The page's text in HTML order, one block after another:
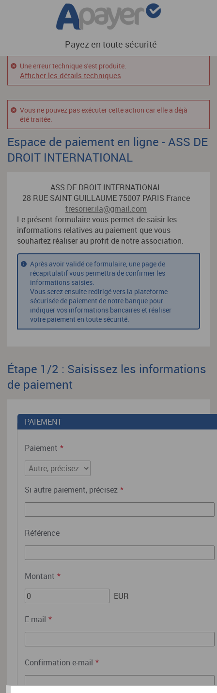
Payez en toute sécurité
Une erreur technique s'est produite.
Afficher les détails techniques
Vous ne pouvez pas exécuter cette action car elle a déjà
été traitée.
Espace de paiement en ligne - ASS DE
DROIT INTERNATIONAL
ASS DE DROIT INTERNATIONAL
28 RUE SAINT GUILLAUME 75007 PARIS France
tresorier.ila@gmail.com
Le présent formulaire vous permet de saisir les
informations relatives au paiement que vous
souhaitez réaliser au profit de notre association.
Après avoir validé ce formulaire, une page de
récapitulatif vous permettra de confirmer les
informations saisies.
Vous serez ensuite redirigé vers la plateforme
sécurisée de paiement de notre banque pour
indiquer vos informations bancaires et réaliser
votre paiement en toute sécurité.
Étape 1/2 : Saisissez les informations
de paiement
PAIEMENT
Paiement *
Si autre paiement, précisez *
Référence
Montant *
EUR
E-mail *
Confirmation e-mail *